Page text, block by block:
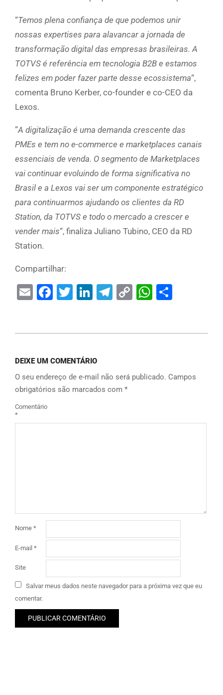
“Temos plena confiança de que podemos unir
nossas expertises para alavancar a jornada de
transformação digital das empresas brasileiras. A
TOTVS é referência em tecnologia B2B e estamos
felizes em poder fazer parte desse ecossistema“,
comenta Bruno Kerber, co-founder e co-CEO da
Lexos.
”A digitalização é uma demanda crescente das
PMEs e tem no e-commerce e marketplaces canais
essenciais de venda. O segmento de Marketplaces
vai continuar evoluindo de forma significativa no
Brasil e a Lexos vai ser um componente estratégico
para continuarmos ajudando os clientes da RD
Station, da TOTVS e todo o mercado a crescer e
vender mais“, finaliza Juliano Tubino, CEO da RD
Station.
Compartilhar:
EmailFacebook
Twitter
LinkedIn
Telegram
Copy
DEIXE UM COMENTÁRIO
O seu endereço de e-mail não será publicado. Campos
obrigatórios são marcados com *
Comentário
*
Nome *
E-mail *
Site
Salvar meus dados neste navegador para a próxima vez que eu
comentar.